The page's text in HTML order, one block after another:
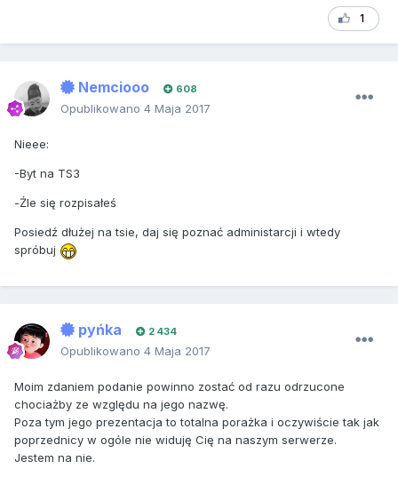
1
Nemciooo 608
Opublikowano 4 Maja 2017
Nieee:
-Byt na TS3
-Źle się rozpisałeś
Posiedź dłużej na tsie, daj się poznać administarcji i wtedy
spróbuj
pyńka 2 434
Opublikowano 4 Maja 2017
Moim zdaniem podanie powinno zostać od razu odrzucone
chociażby ze względu na jego nazwę.
Poza tym jego prezentacja to totalna porażka i oczywiście tak jak
poprzednicy w ogóle nie widuję Cię na naszym serwerze.
Jestem na nie.